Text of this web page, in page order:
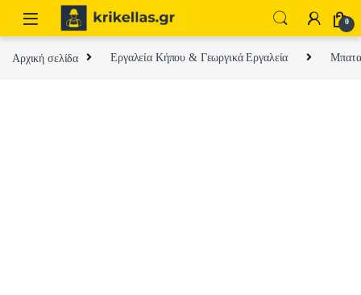
Skip to navigation
Skip to content
0
Αρχική σελίδα Εργαλεία Κήπου & Γεωργικά Εργαλεία